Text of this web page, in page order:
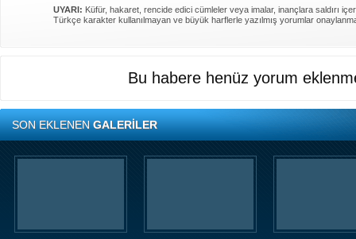
UYARI: Küfür, hakaret, rencide edici cümleler veya imalar, inançlara saldırı
Türkçe karakter kullanılmayan ve büyük harflerle yazılmış yorumlar
Bu habere henüz yorum
SON EKLENENGALERİLER